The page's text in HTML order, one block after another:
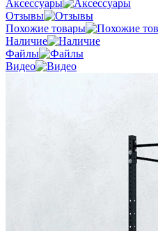
Аксессуары
Отзывы
Похожие товары
Наличие
Файлы
Видео